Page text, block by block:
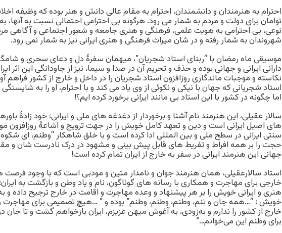
احترام به هنرمندان و دانشمندان، احترام به مقام عالی دانش و هنر بوده که وظیفه
توامان برای دولت و مردم به شمار می رود. هرگونه بی احترامی احتمالی نسبت به آنها،
نوعی، بی احترامی به هویت علمی، فرهنگی و هنری جامعه و شعور اجتماعی و آگاهی
شهروندان به شمار رفته و در شان میراث فرهنگی و هنری ایرانی نیز به شمار نمی رود.
موسیقی ماه رمضان با “ربنای استاد شجریان”، میهمان سفرۀ دل و دعای سحری و
دارانی ایرانی و جهانی بوده و حذف و تحریم آن در صدا و سیما، نیز از جاودانگی این اثر
نکاسته و موجبات ماندگاری روزافزون استاد شجریان را در داخل و خارج از کشور فراهم
استاد شجریانی که جهان با نیکی و نکوئی از وی یاد می کند و با احترام، او را به
اما چگونه در کشور با این استاد بی مانند ایرانی برخورد کرده ایم؟!
سالار عقیلی، این هنرمند نام آشنا و برخوردار از دغدغه های ملی و ایرانی؛ خود زادۀ
های اصیل ایرانی است و دین و تعهد کامل خویش را در جهت ترویج و اشاعۀ روزافزون
سنتی ایرانی در سطح ملی و بین المللی ادا کرده است و با خلق شاهکار “وطنم، ای شکوه
حجت را بر همه افراط و تفریط های قابل پیش بینی و مشهود در درک نادرست شان و
جهانی این هنرمند ایرانی در سفر به خارج از ایران تمام کرده است!
استاد سالارعقیلی، همان هنرمند جوان و نامدار متین و مودبی است که با وجود فرصت
خارجی برای مهاجرت و همکاری با رسانه های گوناگون، نام و یاد وطن و بازگشت به
هنری و ایرانی خویش را بر هر پیشنهاد و وعده مهاجرت و اقامت در خارج ترجیح داده و
خویش ؛ “…همه جان و تنم، وطنم، وطنم، وطنم” بوده و ” …هیچ تصمیمی برای مهاجرت
خارج از کشور را ندارم و به‌زودی، به آغوش میهن عزیزم، ایران بازخواهم گشت و تا جان
برای وطنم این می‌خوانم…”